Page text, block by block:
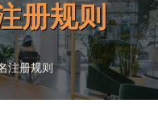
册规则
注册规则